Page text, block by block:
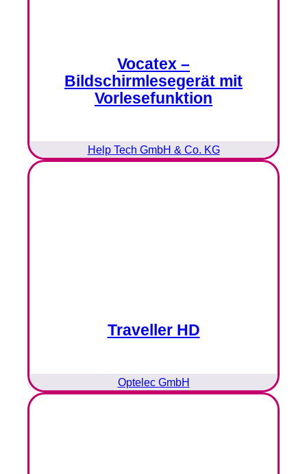
Vocatex –
Bildschirmlesegerät mit
Vorlesefunktion
Help Tech GmbH & Co. KG
Traveller HD
Optelec GmbH